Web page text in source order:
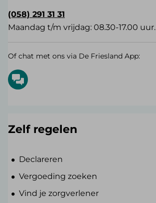
(058) 291 31 31
Maandag t/m vrijdag: 08.30-17.00 uur.
Of chat met ons via De Friesland App:
Zelf regelen
Declareren
Vergoeding zoeken
Vind je zorgverlener